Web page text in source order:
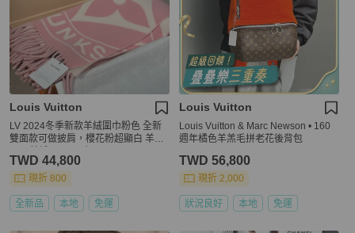
Louis Vuitton
LV 2024冬季新款羊絨圍巾粉色 全新
雙面款可做披肩，櫻花粉超顯白 羊毛
TWD 44,800
現折 800
全新品 本地 免運
Louis Vuitton
Louis Vuitton & Marc Newson • 160
週年橘色羊羔毛拼老花後背包
TWD 56,800
現折 2,000
狀況良好 本地 免運